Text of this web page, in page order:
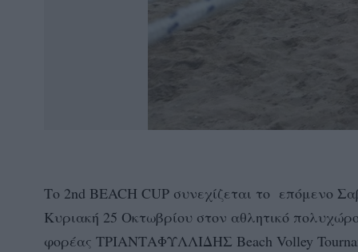
Το 2nd BEACH CUP συνεχίζεται το επόμενο
Κυριακή 25 Οκτωβρίου στον αθλητικό
φορέας ΤΡΙΑΝΤΑΦΥΛΛΙΔΗΣ Beach Volley